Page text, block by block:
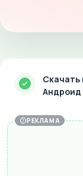
Скачать
Андроид
РЕКЛАМА